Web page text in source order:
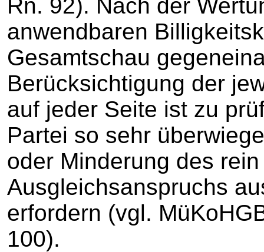
Rn. 92). Nach der
anwendbaren
Gesamtschau
Berücksichtigung der
auf jeder Seite ist zu
Partei so sehr
oder Minderung des
Ausgleichsanspruchs
erfordern (vgl.
100).